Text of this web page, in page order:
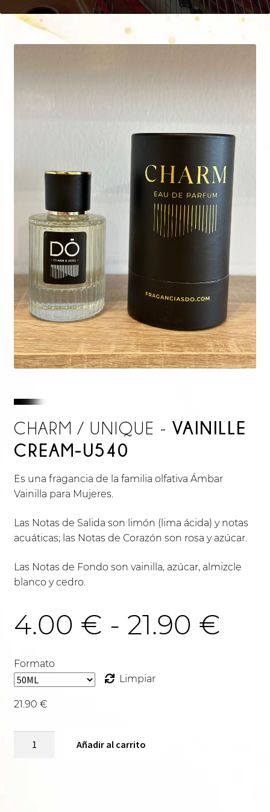
CHARM / UNIQUE - VAINILLE
CREAM-U540
Es una fragancia de la familia olfativa Ámbar
Vainilla para Mujeres.
Las Notas de Salida son limón (lima ácida) y notas
acuáticas; las Notas de Corazón son rosa y azúcar.
Las Notas de Fondo son vainilla, azúcar, almizcle
blanco y cedro.
4.00 € - 21.90 €
Formato
Limpiar
21.90 €
Añadir al carrito